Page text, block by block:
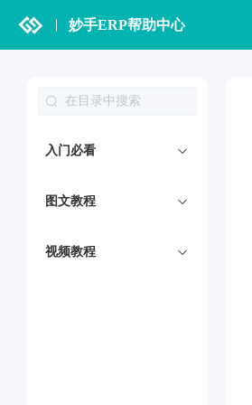
妙手ERP帮助中心
入门必看
图文教程
视频教程